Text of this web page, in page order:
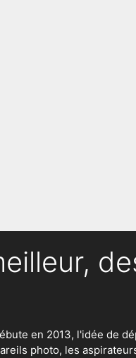
en 2013, l'idée de
photo, les